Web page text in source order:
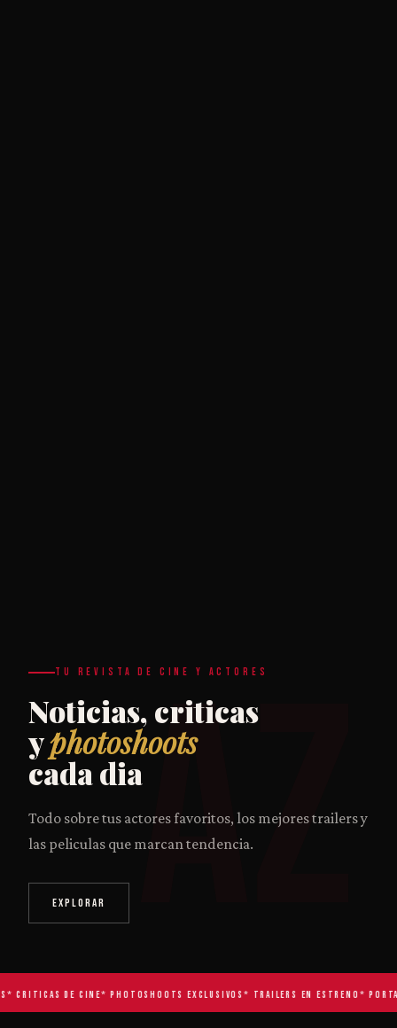
AZ
TU REVISTA DE CINE Y ACTORES
Noticias, criticas
yphotoshoots
cada dia
Todo sobre tus actores favoritos, los mejores trailers y
las peliculas que marcan tendencia.
EXPLORAR
* CRITICAS DE CINE * PHOTOSHOOTS EXCLUSIVOS * TRAILERS EN ESTRENO *